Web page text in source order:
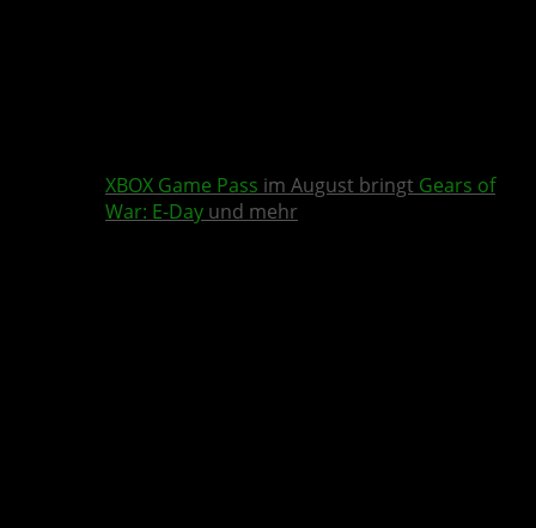
XBOX Game Pass im August bringt Gears of
War: E-Day und mehr